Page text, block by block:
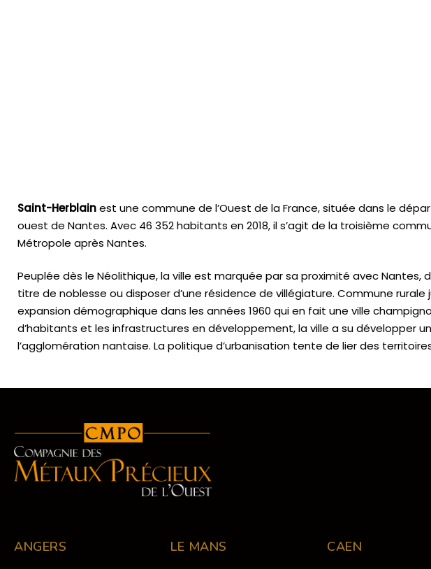
Saint-Herblainest une commune de l’Ouest de la France, située dans le
ouest de Nantes. Avec 46 352 habitants en 2018, il s’agit de la troisième
Métropole après Nantes.
Peuplée dès le Néolithique, la ville est marquée par sa proximité avec
titre de noblesse ou disposer d’une résidence de villégiature. Commune
expansion démographique dans les années 1960 qui en fait une ville
d’habitants et les infrastructures en développement, la ville a su développer
l’agglomération nantaise. La politique d’urbanisation tente de lier des
ANGERS LE MANS CAEN